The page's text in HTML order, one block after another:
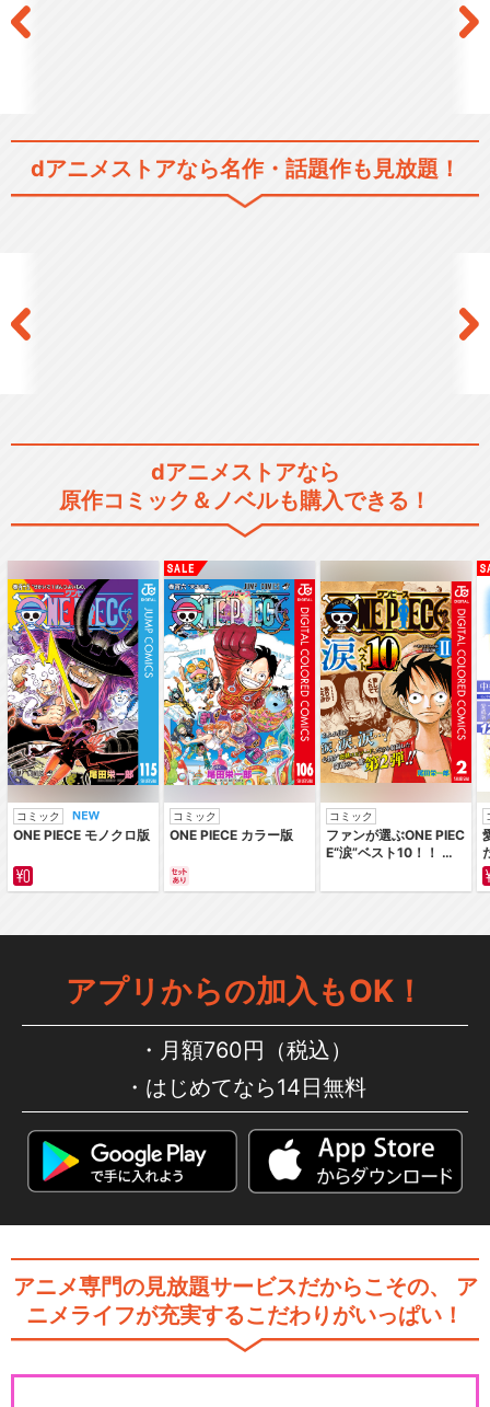
劇場版 Free!-Timeless Med
l…
特別版 Free!-Take Your Ma
r…
劇場版 Free!-Road to the
W…
閉じる
dアニメストアなら名作・話題作も見放題！
dアニメストアなら
原作コミック＆ノベルも購入できる！
コミック
ONE PIECE モノクロ版
コミック
ONE PIECE カラー版
コミック
ファンが選ぶONE PIEC
E“涙”ベスト10！！ ～
編～ カラー版
アプリからの加入もOK！
月額760円（税込）
はじめてなら14日無料
アニメ専門の見放題サービスだからこその、
ア
ニメライフが充実するこだわりがいっぱい！